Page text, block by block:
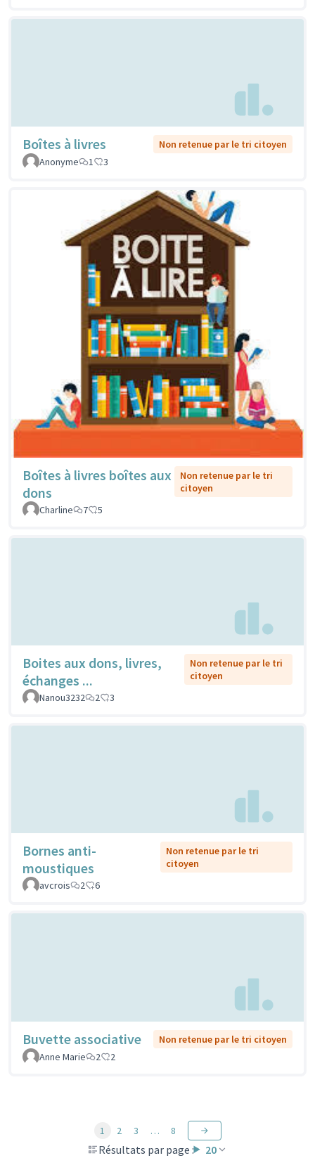
Boîtes à livres
Non retenue par le tri citoyen
Anonyme
1 3
Boîtes à livres boîtes aux
dons
Non retenue par le tri
citoyen
Charline
7 5
Boites aux dons, livres,
échanges ...
Non retenue par le tri
citoyen
Nanou3232
2 3
Bornes anti-
moustiques
Non retenue par le tri
citoyen
avcrois
2 6
Buvette associative
Non retenue par le tri citoyen
Anne Marie
2 2
Résultats par page : 20
1 2 3 … 8